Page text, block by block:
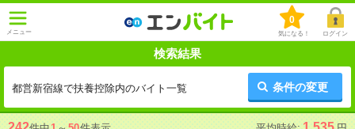
メニュー
0
気になる！ ログイン
検索結果
都営新宿線で扶養控除内のバイト一覧 条件の変更